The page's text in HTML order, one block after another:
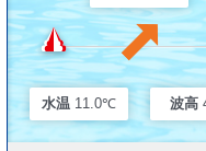
水温 11.0℃ 波高